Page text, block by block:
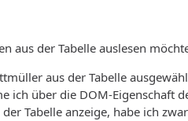
aus der Tabelle auslesen
aus der Tabelle
ich über die DOM-Eigenschaft
Tabelle anzeige, habe ich